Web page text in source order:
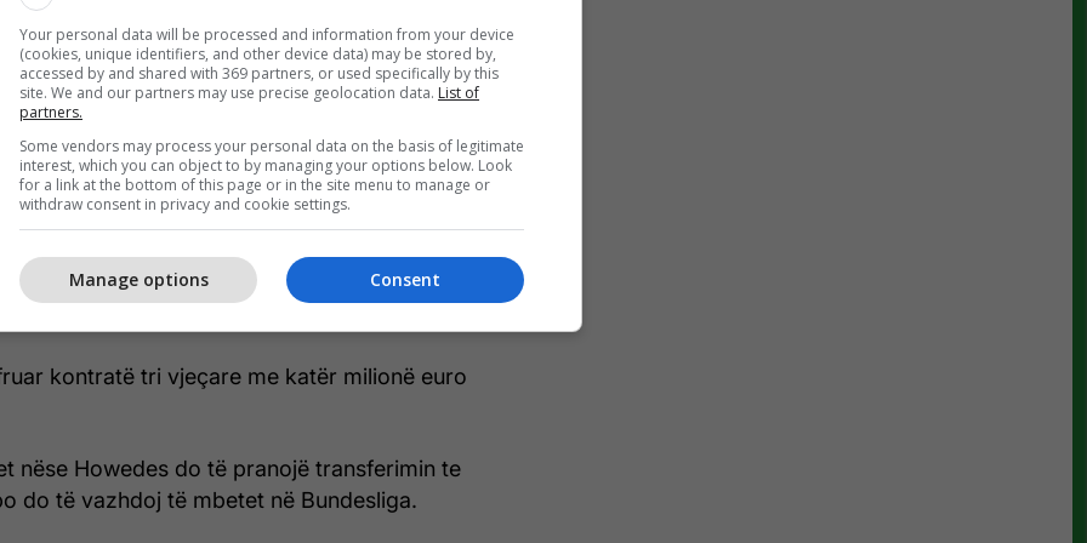
Images)
rikthyer tek skuadra e tij Schalke 04.
qëndrimi në Schalke është në pikëpyetje.
një ofertë nga kampionët e Turqisë, Galatasaray.
kontratë tri vjeçare me katër milionë euro
nëse Howedes do të pranojë transferimin te
do të vazhdoj të mbetet në Bundesliga.
Your personal data will be processed and information from your device
(cookies, unique identifiers, and other device data) may be stored by,
accessed by and shared with 369 partners, or used specifically by this
site. We and our partners may use precise geolocation data. List of
partners.
Some vendors may process your personal data on the basis of legitimate
interest, which you can object to by managing your options below. Look
for a link at the bottom of this page or in the site menu to manage or
withdraw consent in privacy and cookie settings.
Consent
Manage options